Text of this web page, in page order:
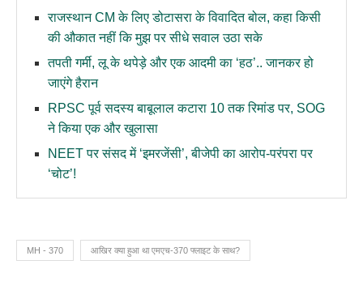
राजस्थान CM के लिए डोटासरा के विवादित बोल, कहा किसी
की औकात नहीं कि मुझ पर सीधे सवाल उठा सके
तपती गर्मी, लू के थपेड़े और एक आदमी का ‘हठ’.. जानकर हो
जाएंगे हैरान
RPSC पूर्व सदस्य बाबूलाल कटारा 10 तक रिमांड पर, SOG
ने किया एक और खुलासा
NEET पर संसद में ‘इमरजेंसी’, बीजेपी का आरोप-परंपरा पर
‘चोट’!
MH - 370 आखिर क्या हुआ था एमएच-370 फ्लाइट के साथ?